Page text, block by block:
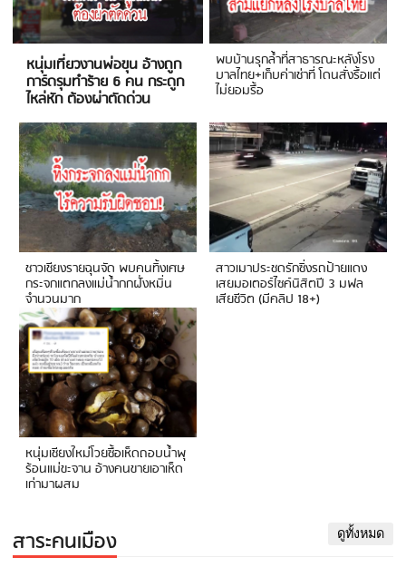
หนุ่มเที่ยวงานพ่อขุน อ้างถูก
การ์ดรุมทำร้าย 6 คน กระดูก
ไหล่หัก ต้องผ่าตัดด่วน
พบบ้านรุกล้ำที่สาธารณะหลังโรง
บาลไทย+เก็บค่าเช่าที่ โดนสั่งรื้อแต่
ไม่ยอมรื้อ
ชาวเชียงรายฉุนจัด พบคนทิ้งเศษ
กระจกแตกลงแม่น้ำกกฝั่งหมิ่น
จำนวนมาก
สาวเมาประชดรักซิ่งรถป้ายแดง
เสยมอเตอร์ไซค์นิสิตปี 3 มฟล
เสียชีวิต (มีคลิป 18+)
หนุ่มเชียงใหม่โวยซื้อเห็ดถอบน้ำพุ
ร้อนแม่ขะจาน อ้างคนขายเอาเห็ด
เก่ามาผสม
สาระคนเมือง ดูทั้งหมด